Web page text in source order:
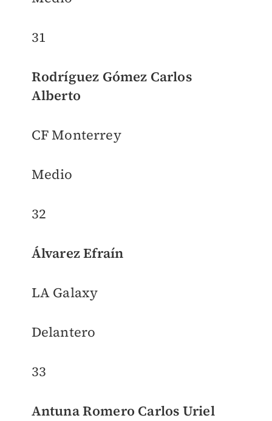
31
Rodríguez Gómez Carlos
Alberto
CF Monterrey
Medio
32
Álvarez Efraín
LA Galaxy
Delantero
33
Antuna Romero Carlos Uriel